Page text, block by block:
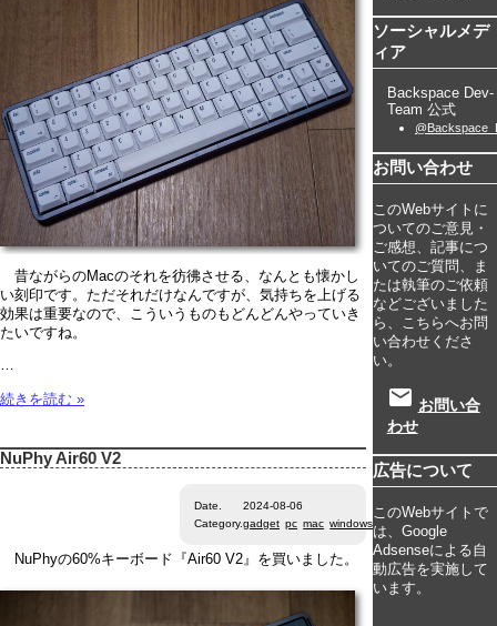
昔ながらのMacのそれを彷彿させる、なんとも懐かし
い刻印です。ただそれだけなんですが、気持ちを上げる
効果は重要なので、こういうものもどんどんやっていき
たいですね。
…
続きを読む »
NuPhy Air60 V2
Date.
2024-08-06
Category.gadget pc mac windows chromeos
NuPhyの60%キーボード『Air60 V2』を買いました。
ソーシャルメデ
ィア
Backspace Dev-
Team 公式
お問い合わせ
このWebサイトに
ついてのご意見・
ご感想、記事につ
いてのご質問、ま
たは執筆のご依頼
などございました
ら、こちらへお問
い合わせくださ
い。
email お問い合
わせ
広告について
このWebサイトで
は、Google
Adsenseによる自
動広告を実施して
います。